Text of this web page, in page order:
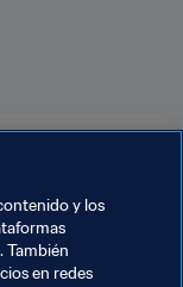
(GET)y los
También
en redes